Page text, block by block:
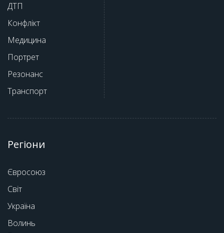
ДТП
Конфлікт
Медицина
Портрет
Резонанс
Транспорт
Регіони
Євросоюз
Світ
Україна
Волинь